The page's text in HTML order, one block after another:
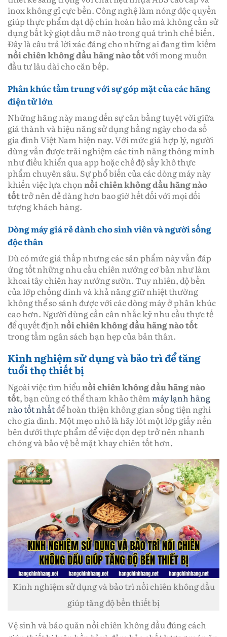
inox không gỉ cực bền. Công nghệ làm nóng độc quyền
giúp thực phẩm đạt độ chín hoàn hảo mà không cần sử
dụng bất kỳ giọt dầu mỡ nào trong quá trình chế biến.
Đây là câu trả lời xác đáng cho những ai đang tìm kiếm
nồi chiên không dầu hãng nào tốtvới mong muốn
đầu tư lâu dài cho căn bếp.
Phân khúc tầm trung với sự góp mặt của các hãng
điện tử lớn
Những hãng này mang đến sự cân bằng tuyệt vời giữa
giá thành và hiệu năng sử dụng hằng ngày cho đa số
gia đình Việt Nam hiện nay. Với mức giá hợp lý, người
dùng vẫn được trải nghiệm các tính năng thông minh
như điều khiển qua app hoặc chế độ sấy khô thực
phẩm chuyên sâu. Sự phổ biến của các dòng máy này
khiến việc lựa chọn nồi chiên không dầu hãng nào
tốttrở nên dễ dàng hơn bao giờ hết đối với mọi đối
tượng khách hàng.
Dòng máy giá rẻ dành cho sinh viên và người sống
độc thân
Dù có mức giá thấp nhưng các sản phẩm này vẫn đáp
ứng tốt những nhu cầu chiên nướng cơ bản như làm
khoai tây chiên hay nướng sườn. Tuy nhiên, độ bền
của lớp chống dính và khả năng giữ nhiệt thường
không thể so sánh được với các dòng máy ở phân khúc
cao hơn. Người dùng cần cân nhắc kỹ nhu cầu thực tế
để quyết định nồi chiên không dầu hãng nào tốt
trong tầm ngân sách hạn hẹp của bản thân.
Kinh nghiệm sử dụng và bảo trì để tăng
tuổi thọ thiết bị
Ngoài việc tìm hiểunồi chiên không dầu hãng nào
tốt, bạn cũng có thể tham khảo thêmmáy lạnh hãng
nào tốt nhấtđể hoàn thiện không gian sống tiện nghi
cho gia đình. Một mẹo nhỏ là hãy lót một lớp giấy nến
bên dưới thực phẩm để việc dọn dẹp trở nên nhanh
chóng và bảo vệ bề mặt khay chiên tốt hơn.
Kinh nghiệm sử dụng và bảo trì nồi chiên không dầu
giúp tăng độ bền thiết bị
Vệ sinh và bảo quản nồi chiên không dầu đúng cách